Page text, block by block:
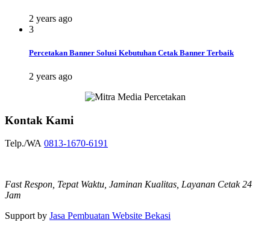
2 years ago
3
Percetakan Banner Solusi Kebutuhan Cetak Banner Terbaik
2 years ago
Kontak Kami
Telp./WA 0813-1670-6191
Fast Respon, Tepat Waktu, Jaminan Kualitas, Layanan Cetak 24
Jam
Support by Jasa Pembuatan Website Bekasi